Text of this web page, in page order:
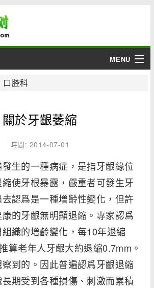
MENU
口腔科
關於牙齦萎縮
時間: 2014-07-01
生的一種病症，是指牙齦緣位
使牙根暴露，嚴重者可發生牙
認爲是一種增齡性變化，但許
的牙齦無明顯退縮。專家認爲
織的增齡變化，每10年退縮
算老年人牙齦大約退縮0.7mm。
到的。因此普遍認爲牙齦退縮
期受到各種損傷、刺激而累積